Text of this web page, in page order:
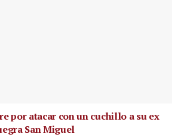
por atacar con un cuchillo a su ex
San Miguel